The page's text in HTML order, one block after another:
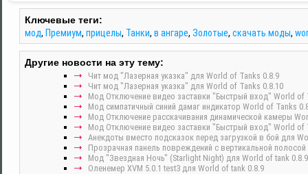
Ключевые теги:
мод, Премиум, прицелы, Танки, в ангаре, Золотые, скачать моды,
Другие новости на эту тему:
Чит мод "Лазерная указка" для World of Tanks 0.8.9
Чит мод "Лазерная указка" для World of Tanks 0.8.10
Мод Отключение видео заставки "Быстрый вход" World of
Мод симпатичный синий дамаг индикатор World of Tanks
Мод Отключение расскачивания динамической камеры
Мод Отключение видео заставки "Быстрый вход" World of
Анекдоты вместо подсказок перед загрузкой в бой для
Прозрачная панель повреждений с вертикальной
Мод "Звездная Ночь" (Starlight Night) для World of tank 0.8.9
Оленемер XVM 5.0.1 test3 для World of tank 0.8.9